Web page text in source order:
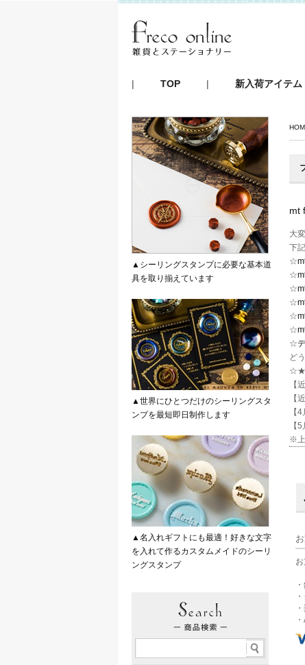
TOP 新入荷アイテム
mt
大
下
☆
☆
☆
☆
☆
☆
☆
ど
【
【
【
【
※上
▲シーリングスタンプに必要な基本道
具を取り揃えています
▲世界にひとつだけのシーリングスタ
ンプを最短即日制作します
▲名入れギフトにも最適！好きな文字
を入れて作るカスタムメイドのシーリ
ングスタンプ